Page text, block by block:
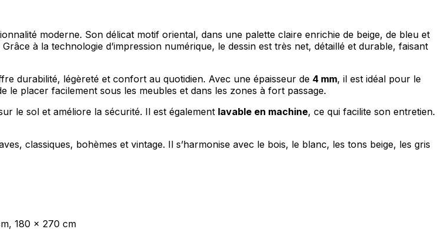
moderne. Son délicat motif oriental, dans une palette claire enrichie de beige, de bleu et
à la technologie d’impression numérique, le dessin est très net, détaillé et durable, faisant
durabilité, légèreté et confort au quotidien. Avec une épaisseur de 4 mm, il est idéal pour le
le placer facilement sous les meubles et dans les zones à fort passage.
le sol et améliore la sécurité. Il est également lavable en machine, ce qui facilite son entretien.
classiques, bohèmes et vintage. Il s’harmonise avec le bois, le blanc, les tons beige, les gris
180 x 270 cm